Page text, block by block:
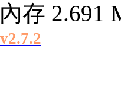
存 2.691
v2.7.2